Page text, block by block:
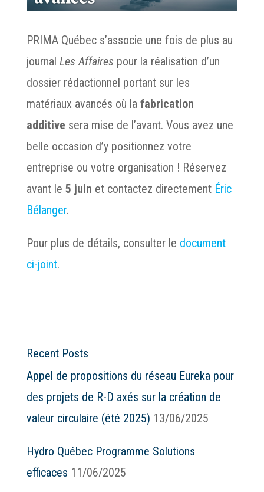
PRIMA Québec s’associe une fois de plus au
journal Les Affaires pour la réalisation d’un
dossier rédactionnel portant sur les
matériaux avancés où la fabrication
additive sera mise de l’avant. Vous avez une
belle occasion d’y positionnez votre
entreprise ou votre organisation ! Réservez
avant le 5 juin et contactez directement Éric
Bélanger.
Pour plus de détails, consulter le document
ci-joint.
Recent Posts
Appel de propositions du réseau Eureka pour
des projets de R-D axés sur la création de
valeur circulaire (été 2025) 13/06/2025
Hydro Québec Programme Solutions
efficaces 11/06/2025